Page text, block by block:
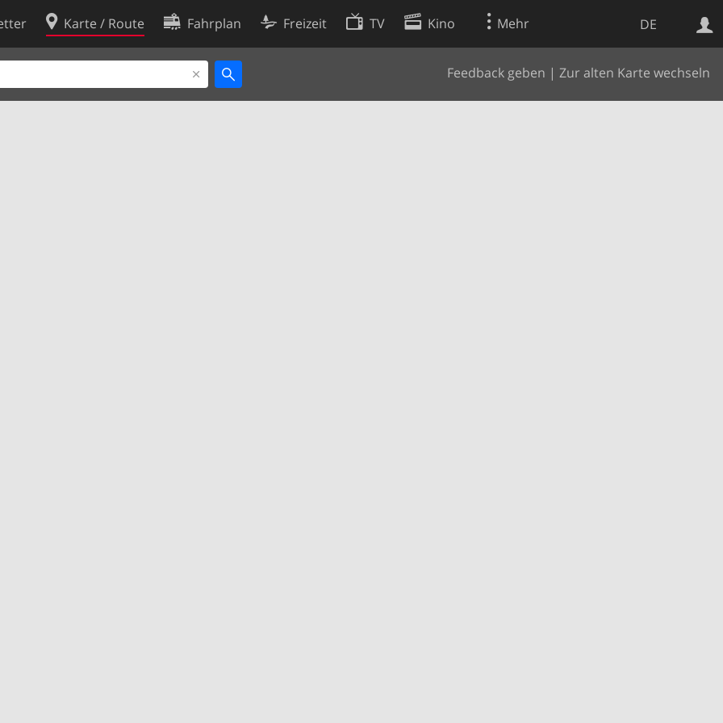
DE
Karte / Route Fahrplan Freizeit TV Kino Mehr
Feedback geben | Zur alten Karte wechseln
Websuche
Cookie-Richtlinie
Cookie-Einstellungen